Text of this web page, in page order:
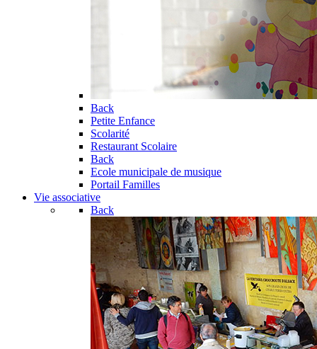
Back
Petite Enfance
Scolarité
Restaurant Scolaire
Back
Ecole municipale de musique
Portail Familles
Vie associative
Back